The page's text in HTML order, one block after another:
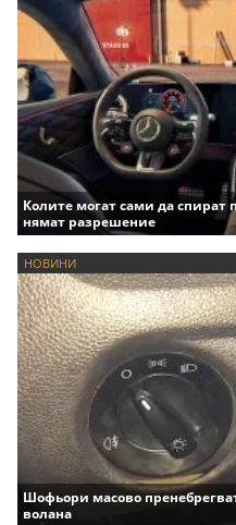
Колите могат сами да спират
нямат разрешение
НОВИНИ
Шофьори масово
волана